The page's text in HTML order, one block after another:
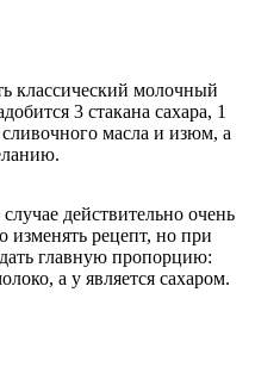
классический молочный
3 стакана сахара, 1
масла и изюм, а
действительно очень
изменять рецепт, но при
главную пропорцию:
а y является сахаром.